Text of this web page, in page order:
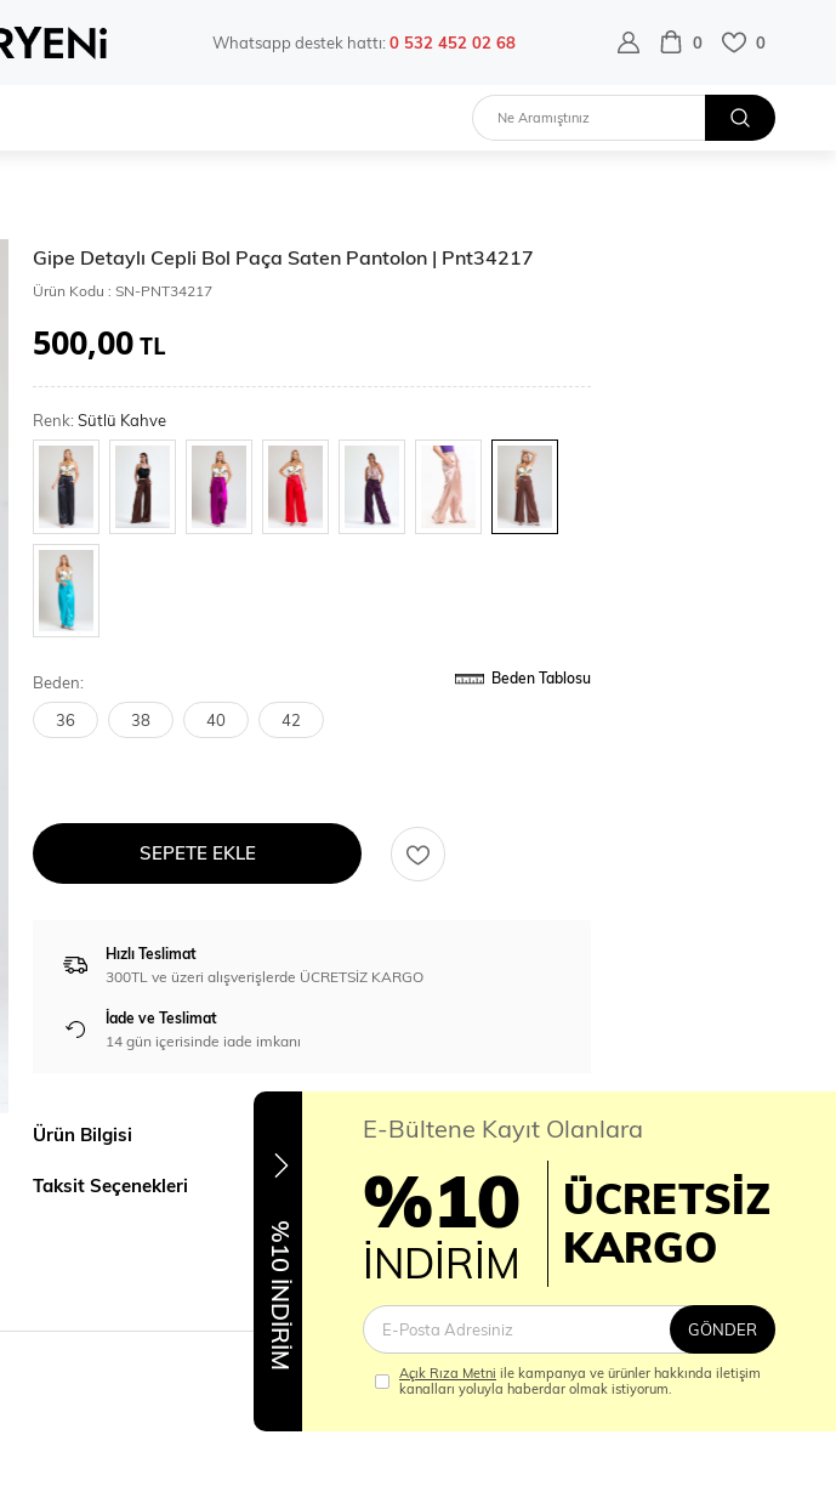
Whatsapp destek hattı:0 532 452 02 68 0 0
Gipe Detaylı Cepli Bol Paça Saten Pantolon | Pnt34217
Ürün Kodu : SN-PNT34217
500,00TL
Renk:Sütlü Kahve
Beden: Beden Tablosu
36 38 40 42
SEPETE EKLE
Hızlı Teslimat
300TL ve üzeri alışverişlerde ÜCRETSİZ KARGO
İade ve Teslimat
14 gün içerisinde iade imkanı
Ürün Bilgisi
Taksit Seçenekleri
%10 İNDİRİM
E-Bültene Kayıt Olanlara
%10
İNDİRİM
ÜCRETSİZ
KARGO
GÖNDER
Açık Rıza Metni ile kampanya ve ürünler hakkında iletişim
kanalları yoluyla haberdar olmak istiyorum.